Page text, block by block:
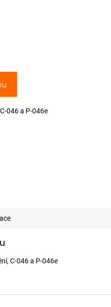
046 a P-046e
C-046 a P-046e